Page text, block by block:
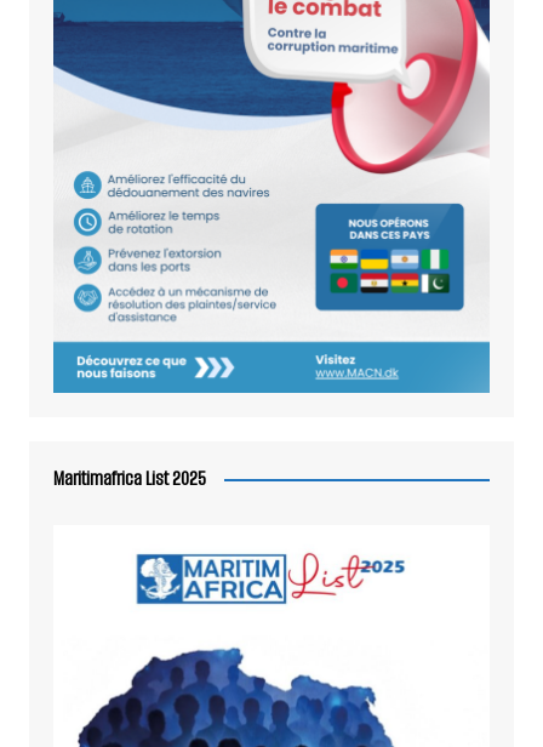
Maritimafrica List 2025